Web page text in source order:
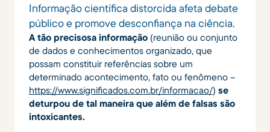
Informação científica distorcida afeta debate
público e promove desconfiança na ciência.
A tão precisosa informação (reunião ou conjunto
de dados e conhecimentos organizado, que
possam constituir referências sobre um
determinado acontecimento, fato ou fenômeno –
https://www.significados.com.br/informacao/) se
deturpou de tal maneira que além de falsas são
intoxicantes.